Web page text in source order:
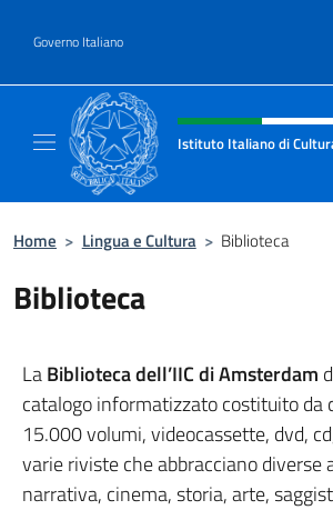
Governo Italiano
Intestazione sito,
Istituto Italiano di
Home > Lingua e Cultura > Biblioteca
Biblioteca
LaBiblioteca dell’IIC di Amsterdam
catalogo informatizzato costituito da
15.000 volumi, videocassette, dvd,
varie riviste che abbracciano diverse
narrativa, cinema, storia, arte,